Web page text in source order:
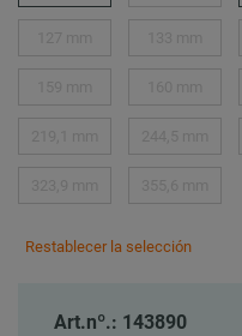
Restablecer la selección
Art.nº.: 143890